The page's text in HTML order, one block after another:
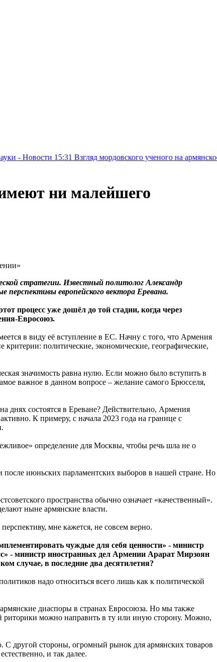
15:31Взгляд мордовского ученого на армянское наследие:
ни малейшего
стратегии. Известный политолог Александр
европейского вектора Еревана.
процесс уже дошёл до той стадии, когда через
Евросоюз.
в виду её вступление в ЕС. Начну с того, что Армения
политические, экономические, географические,
значимость равна нулю. Если можно было вступить в
важное в данном вопросе – желание самого Брюсселя,
днях состоятся в Ереване? Действительно, Армения
К примеру, с начала 2023 года на границе с
определение для Москвы, чтобы речь шла не о
после июньских парламентских выборов в нашей стране. Но
пространства обычно означает «качественный».
ныне армянские власти.
мне кажется, не совсем верно.
чуждые для себя ценности» - министр
- министр иностранных дел Армении Арарат Мирзоян
случае, в последние два десятилетия?
надо относиться всего лишь как к политической
диаспоры в странах Евросоюза. Но мы также
риторики можно направить в ту или иную сторону. Можно,
другой стороны, огромный рынок для армянских товаров
и так далее.